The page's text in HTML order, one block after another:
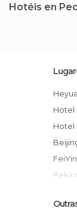
Hotéis en